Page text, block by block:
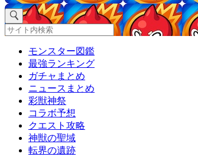
モンスター図鑑
最強ランキング
ガチャまとめ
ニュースまとめ
彩獣神祭
コラボ予想
クエスト攻略
神獣の聖域
転界の遺跡